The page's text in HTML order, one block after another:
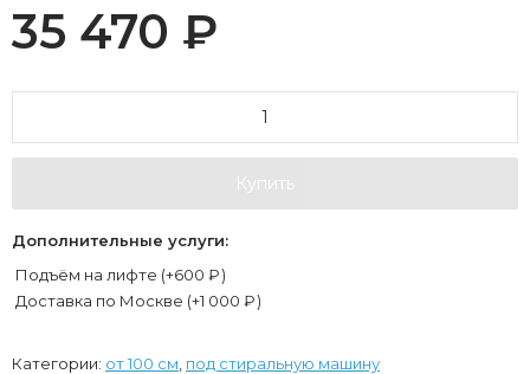
35 470 ₽
Купить
Дополнительные услуги:
Подъём на лифте (+600 ₽)
Доставка по Москве (+1 000 ₽)
Категории: от 100 см под стиральную машину